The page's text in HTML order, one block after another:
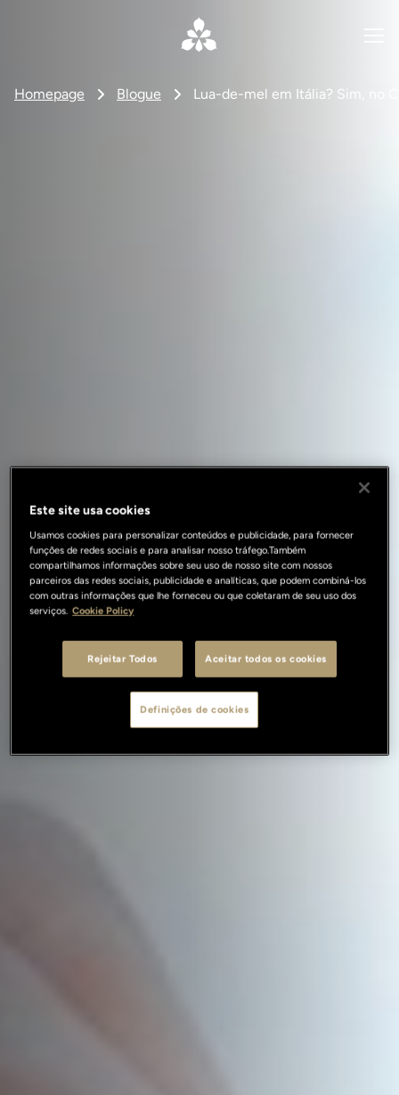
Homepage Blogue Lua-de-mel em Itália? Sim, no
Este site usa cookies
Usamos cookies para personalizar conteúdos e publicidade, para fornecer
funções de redes sociais e para analisar nosso tráfego.Também
compartilhamos informações sobre seu uso de nosso site com nossos
parceiros das redes sociais, publicidade e analíticas, que podem combiná-los
com outras informações que lhe forneceu ou que coletaram de seu uso dos
serviços. Cookie Policy
Rejeitar Todos Aceitar todos os cookies
Definições de cookies